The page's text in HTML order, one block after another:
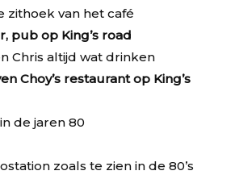
zithoek van het café
pub op King’s road
Chris altijd wat drinken
Choy’s restaurant op King’s
de jaren 80
zoals te zien in de 80’s